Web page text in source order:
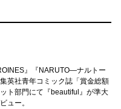
』『NARUTO―ナルトー
英社青年コミック誌「賞金総額
ト部門にて『beautiful』が準大
ュー。